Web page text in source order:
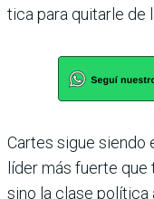
tica para quitarle de
Cartes sigue siendo
líder más fuerte
sino la clase política